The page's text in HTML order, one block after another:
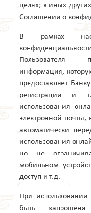
целях; в иных
Соглашении о
В рамках
Пользователя
информация,
предоставляет
регистрации и
использования
электронной почты,
автоматически
использования
но не
мобильном
доступ и т.д.
При
быть